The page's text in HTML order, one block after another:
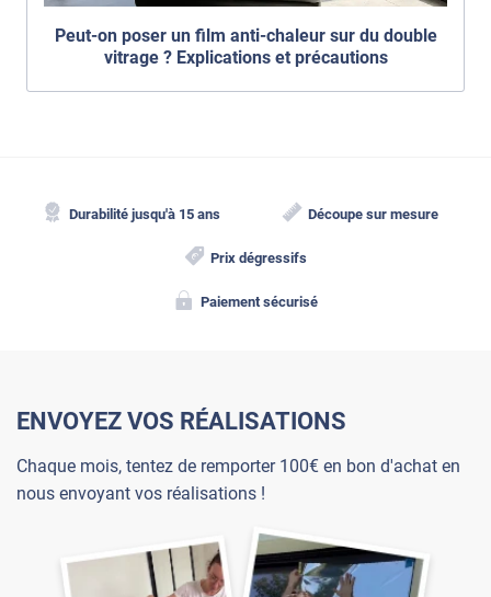
Peut-on poser un film anti-chaleur sur du double
vitrage ? Explications et précautions
Durabilité jusqu'à 15 ans Découpe sur mesure
Prix dégressifs
Paiement sécurisé
ENVOYEZ VOS RÉALISATIONS
Chaque mois, tentez de remporter 100€ en bon d'achat en
nous envoyant vos réalisations !